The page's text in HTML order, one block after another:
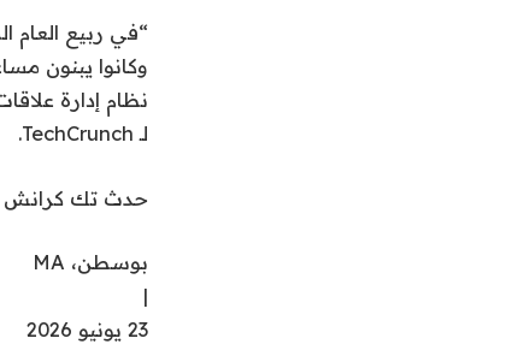
نظام إدارة
لـ TechCrunch.
حدث تك كرانش
بوسطن، MA
|
23 يونيو 2026